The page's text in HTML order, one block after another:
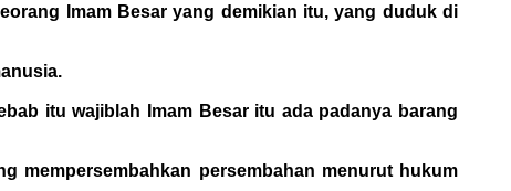
Imam Besar yang demikian itu, yang duduk di
itu wajiblah Imam Besar itu ada padanya barang
mempersembahkan persembahan menurut hukum